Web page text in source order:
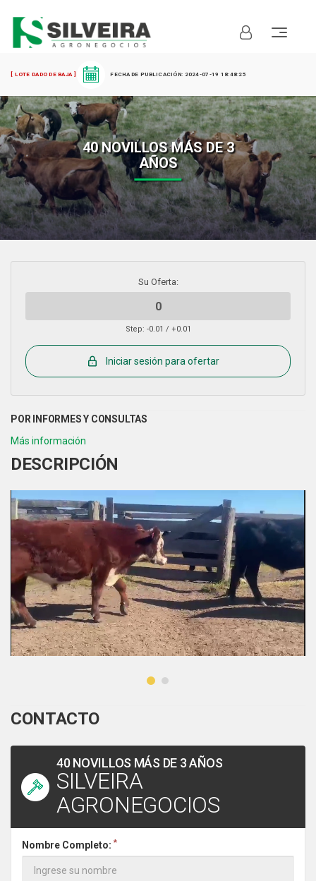
40 NOVILLOS MÁS DE 3
AÑOS
[ LOTE DADO DE BAJA ] : 2024-07-19 18:48:25
Su Oferta:
Step: -0.01 / +0.01
Iniciar sesión para ofertar
DESCRIPCIÓN
CONTACTO
40 NOVILLOS MÁS DE 3 AÑOS
SILVEIRA
AGRONEGOCIOS
Nombre Completo: *